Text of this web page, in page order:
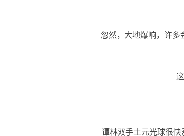
忽然，大地爆响，许多
这
谭林双手土元光球很快